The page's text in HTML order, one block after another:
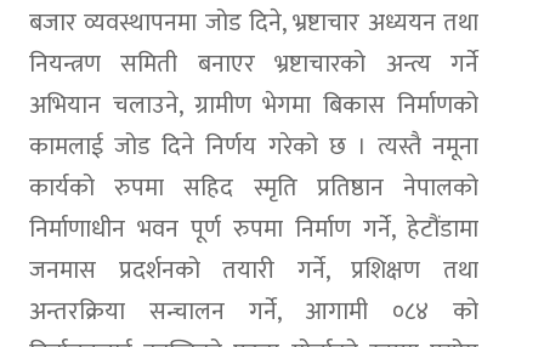
बजार व्यवस्थापनमा जोड दिने, भ्रष्टाचार अध्ययन तथा
नियन्त्रण समिती बनाएर भ्रष्टाचारको अन्त्य गर्ने
अभियान चलाउने, ग्रामीण भेगमा बिकास निर्माणको
कामलाई जोड दिने निर्णय गरेको छ । त्यस्तै नमूना
कार्यको रुपमा सहिद स्मृति प्रतिष्ठान नेपालको
निर्माणाधीन भवन पूर्ण रुपमा निर्माण गर्ने, हेटौंडामा
जनमास प्रदर्शनको तयारी गर्ने, प्रशिक्षण तथा
अन्तरक्रिया सन्चालन गर्ने, आगामी ०८४ को